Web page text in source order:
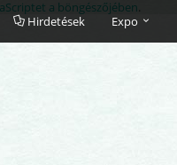
a böngészőjében.
Hirdetések Expo